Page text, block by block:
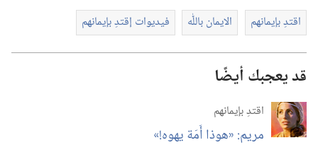
اقتدِ بإيمانهم الايمان باللّٰه فيديوات إقتدِ بإيمانهم
قد يعجبك أيضًا
اقتدِ بإيمانهم
مريم:‏ «هوذا أَمَة يهوه!‏»‏